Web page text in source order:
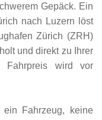
Gepäck. Ein
nach Luzern löst
Zürich (ZRH)
und direkt zu Ihrer
Fahrpreis wird vor
ein Fahrzeug, keine